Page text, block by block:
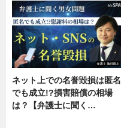
ネット上での名誉毀損は匿名
でも成立!?損害賠償の相場
は？【弁護士に聞く…